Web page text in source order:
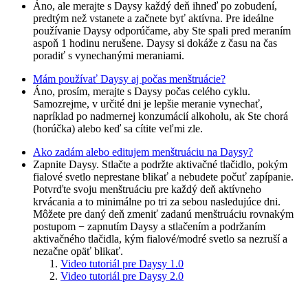
Áno, ale merajte s Daysy každý deň ihneď po zobudení,
predtým než vstanete a začnete byť aktívna. Pre ideálne
používanie Daysy odporúčame, aby Ste spali pred meraním
aspoň 1 hodinu nerušene. Daysy si dokáže z času na čas
poradiť s vynechanými meraniami.
Mám používať Daysy aj počas menštruácie?
Áno, prosím, merajte s Daysy počas celého cyklu.
Samozrejme, v určité dni je lepšie meranie vynechať,
napríklad po nadmernej konzumácií alkoholu, ak Ste chorá
(horúčka) alebo keď sa cítite veľmi zle.
Ako zadám alebo editujem menštruáciu na Daysy?
Zapnite Daysy. Stlačte a podržte aktivačné tlačidlo, pokým
fialové svetlo neprestane blikať a nebudete počuť zapípanie.
Potvrďte svoju menštruáciu pre každý deň aktívneho
krvácania a to minimálne po tri za sebou nasledujúce dni.
Môžete pre daný deň zmeniť zadanú menštruáciu rovnakým
postupom − zapnutím Daysy a stlačením a podržaním
aktivačného tlačidla, kým fialové/modré svetlo sa nezruší a
nezačne opäť blikať.
Video tutoriál pre Daysy 1.0
Video tutoriál pre Daysy 2.0